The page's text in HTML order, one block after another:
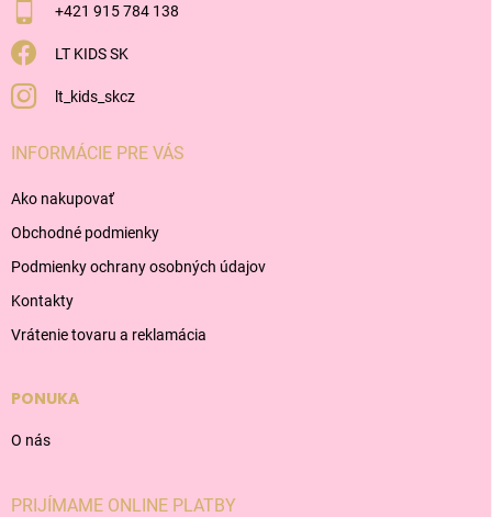
+421 915 784 138
LT KIDS SK
lt_kids_skcz
INFORMÁCIE PRE VÁS
Ako nakupovať
Obchodné podmienky
Podmienky ochrany osobných údajov
Kontakty
Vrátenie tovaru a reklamácia
PONUKA
O nás
PRIJÍMAME ONLINE PLATBY